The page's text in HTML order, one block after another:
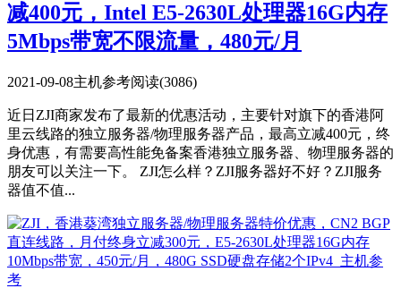
减400元，Intel E5-2630L处理器16G内存
5Mbps带宽不限流量，480元/月
2021-09-08主机参考阅读(3086)
近日ZJI商家发布了最新的优惠活动，主要针对旗下的香港阿
里云线路的独立服务器/物理服务器产品，最高立减400元，终
身优惠，有需要高性能免备案香港独立服务器、物理服务器的
朋友可以关注一下。 ZJI怎么样？ZJI服务器好不好？ZJI服务
器值不值...